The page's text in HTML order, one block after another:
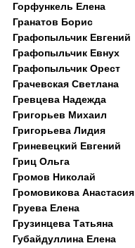
Горфункель Елена
Гранатов Борис
Графопыльчик Евгений
Графопыльчик Евнух
Графопыльчик Орест
Грачевская Светлана
Гревцева Надежда
Григорьев Михаил
Григорьева Лидия
Гриневецкий Евгений
Гриц Ольга
Громов Николай
Громовикова Анастасия
Груева Елена
Грузинцева Татьяна
Губайдуллина Елена